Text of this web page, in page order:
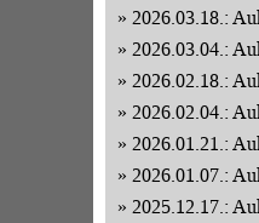
2026.03.18.:
2026.03.04.:
2026.02.18.:
2026.02.04.:
2026.01.21.:
2026.01.07.:
2025.12.17.: